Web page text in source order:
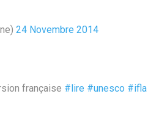
24 Novembre 2014
française #lire #unesco #ifla